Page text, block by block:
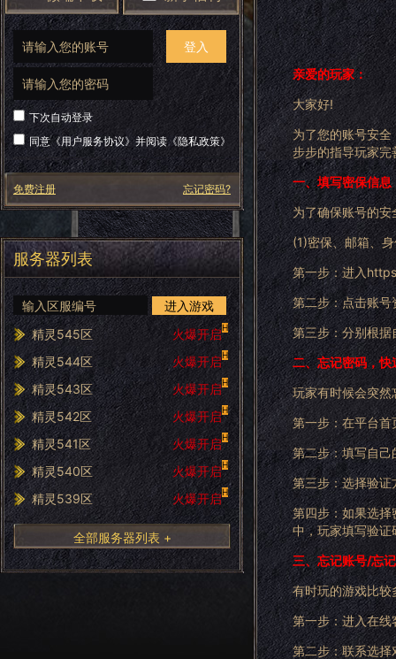
登入
下次自动登录
同意《用户服务协议》并阅读《隐私政策》
免费注册 忘记密码?
服务器列表
进入游戏
精灵545区
火爆开启H
精灵544区 火爆开启H
精灵543区 火爆开启H
精灵542区 火爆开启H
精灵541区 火爆开启H
精灵540区 火爆开启H
精灵539区 火爆开启H
全部服务器列表 +
亲爱的玩家：
大家好!
为了您的账号安
步步的指导玩家
一、填写密保信息
为了确保账号的
(1)密保、邮箱、
第一步：进入
第二步：点击账
第三步：分别根
二、忘记密码，快
玩家有时候会突
第一步：在平台首
第二步：填写自
第三步：选择验
第四步：如果选
中，玩家填写验
三、忘记账号/忘
有时玩的游戏比
第一步：进入在线
第二步：联系选